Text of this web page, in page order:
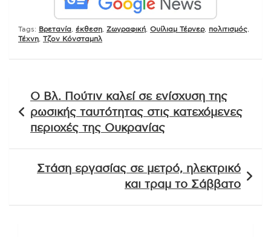
Tags: Βρετανία έκθεση Ζωγραφική Ουίλιαμ Τέρνερ, πολιτισμός
Τέχνη Τζον Κόνσταμπλ
άρθρων
Ο Βλ. Πούτιν καλεί σε ενίσχυση της
ρωσικής ταυτότητας στις κατεχόμενες
περιοχές της Ουκρανίας
Στάση εργασίας σε μετρό, ηλεκτρικό
και τραμ το Σάββατο